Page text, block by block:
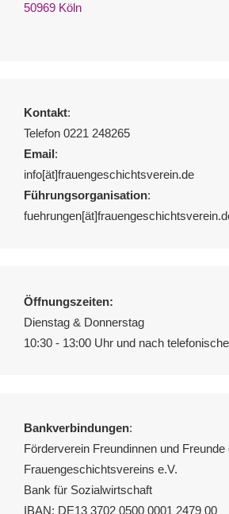
50969 Köln
Kontakt:
Telefon 0221 248265
Email:
info[ät]frauengeschichtsverein.de
Führungsorganisation:
Öffnungszeiten:
Dienstag & Donnerstag
10:30 - 13:00 Uhr und nach
Bankverbindungen:
Förderverein Freundinnen und Freunde
Frauengeschichtsvereins e.V.
Bank für Sozialwirtschaft
IBAN: DE13 3702 0500 0001 2479 00